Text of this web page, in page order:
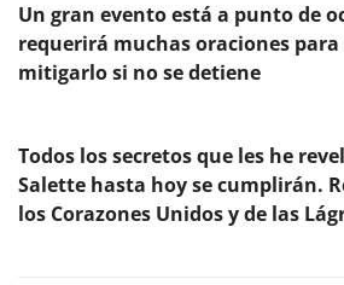
Un gran evento está a punto de
requerirá muchas oraciones
mitigarlo si no se detiene
Todos los secretos que les he
Salette hasta hoy se cumplirán.
los Corazones Unidos y de las